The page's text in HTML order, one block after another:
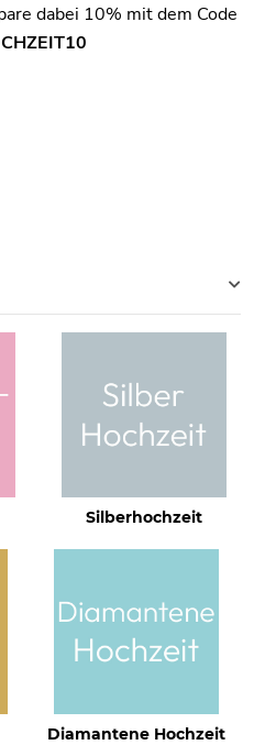
dabei 10% mit dem Code
Silberhochzeit
Diamantene Hochzeit